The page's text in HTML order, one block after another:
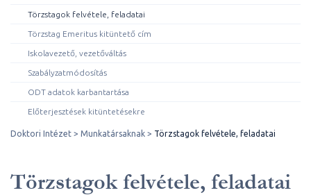
Törzstagok felvétele, feladatai
Törzstag Emeritus kitüntető cím
Iskolavezető, vezetőváltás
Szabályzatmódosítás
ODT adatok karbantartása
Előterjesztések kitüntetésekre
Doktori Intézet Munkatársaknak Törzstagok felvétele, feladatai
Törzstagok felvétele, feladatai